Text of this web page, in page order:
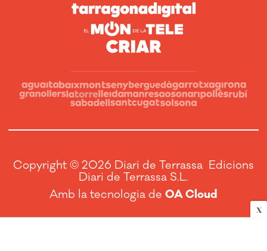
X
Copyright © 2026 Diari de Terrassa Edicions
Diari de Terrassa S.L.
Amb la tecnologia de OA Cloud